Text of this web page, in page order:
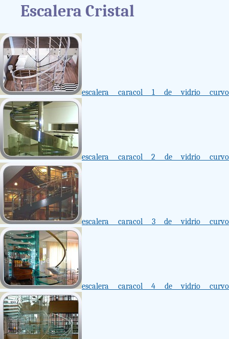
Escalera Cristal
escalera caracol 1 de vidrio curvo
escalera caracol 2 de vidrio curvo
escalera caracol 3 de vidrio curvo
escalera caracol 4 de vidrio curvo